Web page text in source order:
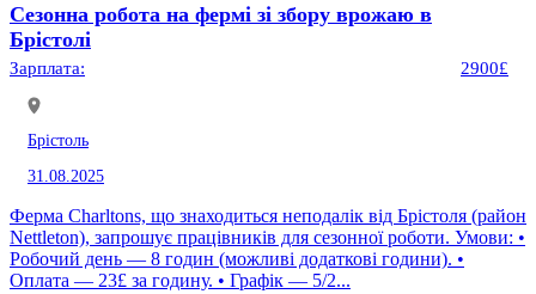
Сезонна робота на фермі зі збору врожаю в
Брістолі
Зарплата: 2900£
Брістоль
31.08.2025
Ферма Charltons, що знаходиться неподалік від Брістоля (район
Nettleton), запрошує працівників для сезонної роботи. Умови: •
Робочий день — 8 годин (можливі додаткові години). •
Оплата — 23£ за годину. • Графік — 5/2...